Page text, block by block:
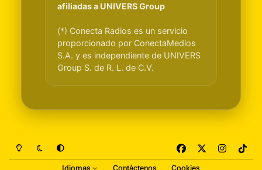
afiliadas a UNIVERS Group
(*) Conecta Radios es un servicio
proporcionado por ConectaMedios
S.A. y es independiente de UNIVERS
Group S. de R. L. de C.V.
Light ModeDark ModeSystem Preference
a
n
i
Idiomas Contáctenos Cookies